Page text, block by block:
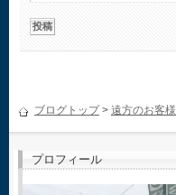
ブログトップ> 遠方のお客様
プロフィール